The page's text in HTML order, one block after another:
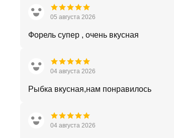
05 августа 2026
Форель супер , очень вкусная
04 августа 2026
Рыбка вкусная,нам понравилось
04 августа 2026